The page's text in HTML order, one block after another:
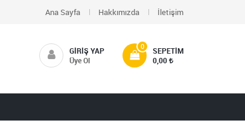
Ana Sayfa Hakkımızda İletişim
SEPETIM
0
0,00
GIRIŞ YAP
Üye Ol